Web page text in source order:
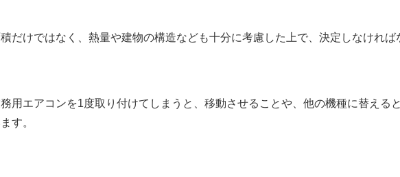
だけではなく、熱量や建物の構造なども十分に考慮した上で、決定しなければ
用エアコンを1度取り付けてしまうと、移動させることや、他の機種に替える
す。